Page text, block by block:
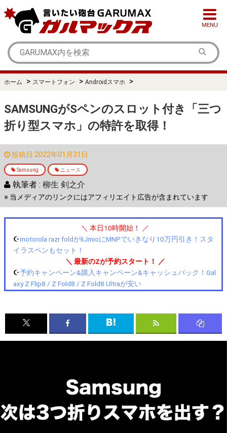
MENU
ホーム > スマートフォン > Androidスマホ >
SAMSUNGがSペンのスロット付き「三つ
折り型スマホ」の特許を取得！
投稿日:2022年01月31日
Samsung ニュース
執筆者 : 柳生 剣之介
※ 当メディアのリンクにはアフィリエイト広告が含まれています
＼ 本日10時開始！ ／
☪️motorola razr foldがIIJmioにMNPでいきなり10万円引き！スタ
イラスペンもセット！
＼ 最新のZが予約スタート！ ／
☪️予約キャンペーン&購入キャンペーン&キャッシュバック！Gal
axy Z Flip8 / Z Fold8 / Z Fold8 Ultraが安い